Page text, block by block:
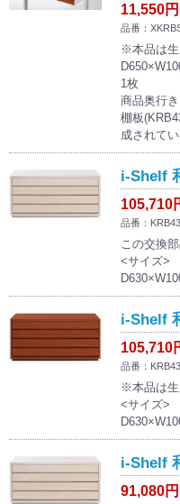
11,550円
品番：
※本品は生
1枚
商品奥行
棚板
成されてい
i-Shelf
105,710
品番：
この交換
<サイズ>
i-Shelf
105,710
品番：
※本品は生
<サイズ>
i-Shelf
91,080円